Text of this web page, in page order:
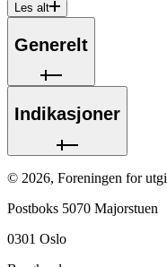
Les alt
Generelt
Indikasjoner
© 2026, Foreningen for
Postboks 5070 Majorstuen
0301 Oslo